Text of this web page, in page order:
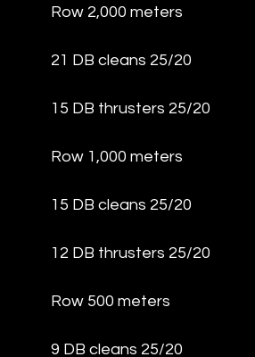
Row 2,000 meters
21 DB cleans 25/20
15 DB thrusters 25/20
Row 1,000 meters
15 DB cleans 25/20
12 DB thrusters 25/20
Row 500 meters
9 DB cleans 25/20